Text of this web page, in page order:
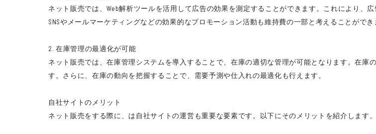
ネット販売では、Web解析ツールを活用して広告の効果を測定することができます。これにより、
SNSやメールマーケティングなどの効果的なプロモーション活動も維持費の一部と考えることができ
2. 在庫管理の最適化が可能
ネット販売では、在庫管理システムを導入することで、在庫の適切な管理が可能となります。在庫
す。さらに、在庫の動向を把握することで、需要予測や仕入れの最適化も行えます。
自社サイトのメリット
ネット販売をする際に、は自社サイトの運営も重要な要素です。以下にそのメリットを紹介します。